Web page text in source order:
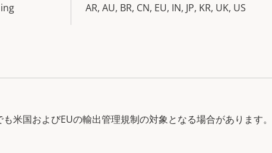
AR, AU, BR, CN, EU, IN, JP, KR, UK, US
米国およびEUの輸出管理規制の対象となる場合があります。